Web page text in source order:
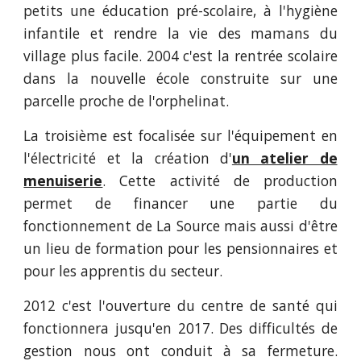
petits une éducation pré-scolaire, à l'hygiène
infantile et rendre la vie des mamans du
village plus facile. 2004 c'est la rentrée scolaire
dans la nouvelle école construite sur une
parcelle proche de l'orphelinat.
La troisième est focalisée sur l'équipement en
l'électricité et la création d'un atelier de
menuiserie. Cette activité de production
permet de financer une partie du
fonctionnement de La Source mais aussi d'être
un lieu de formation pour les pensionnaires et
pour les apprentis du secteur.
2012 c'est l'ouverture du centre de santé qui
fonctionnera jusqu'en 2017. Des difficultés de
gestion nous ont conduit à sa fermeture.